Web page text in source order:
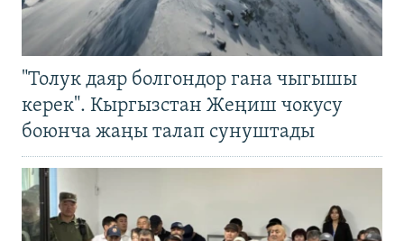
"Толук даяр болгондор гана чыгышы
керек". Кыргызстан Жеңиш чокусу
боюнча жаңы талап сунуштады